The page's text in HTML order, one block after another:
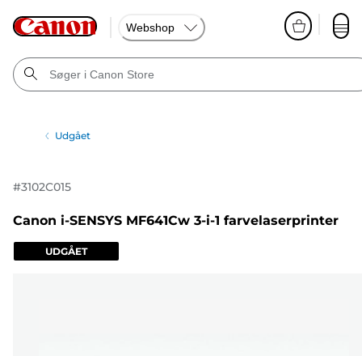
Webshop
Udgået
#3102C015
Canon i-SENSYS MF641Cw 3-i-1 farvelaserprinter
UDGÅET